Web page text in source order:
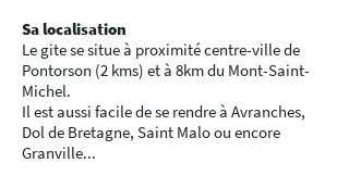
Sa localisation
Le gite se situe à proximité centre-ville de
Pontorson (2 kms) et à 8km du Mont-Saint-
Michel.
Il est aussi facile de se rendre à Avranches,
Dol de Bretagne, Saint Malo ou encore
Granville...